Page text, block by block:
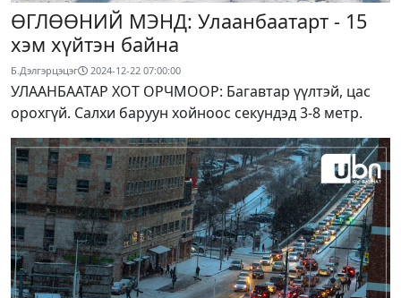
ӨГЛӨӨНИЙ МЭНД: Улаанбаатарт - 15
хэм хүйтэн байна
Б.Дэлгэрцэцэг 2024-12-22 07:00:00
УЛААНБААТАР ХОТ ОРЧМООР: Багавтар үүлтэй, цас
орохгүй. Салхи баруун хойноос секундэд 3-8 метр.